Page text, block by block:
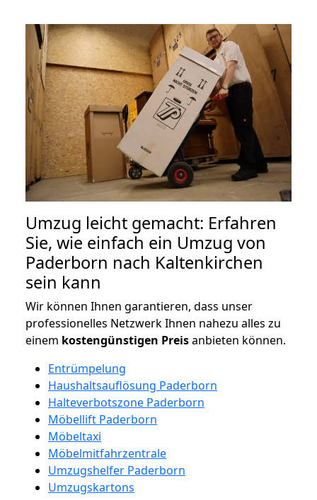
Umzug leicht gemacht: Erfahren
Sie, wie einfach ein Umzug von
Paderborn nach Kaltenkirchen
sein kann
Wir können Ihnen garantieren, dass unser
professionelles Netzwerk Ihnen nahezu alles zu
einem kostengünstigen Preisanbieten können.
Entrümpelung
Haushaltsauflösung Paderborn
Halteverbotszone Paderborn
Möbellift Paderborn
Möbeltaxi
Möbelmitfahrzentrale
Umzugshelfer Paderborn
Umzugskartons